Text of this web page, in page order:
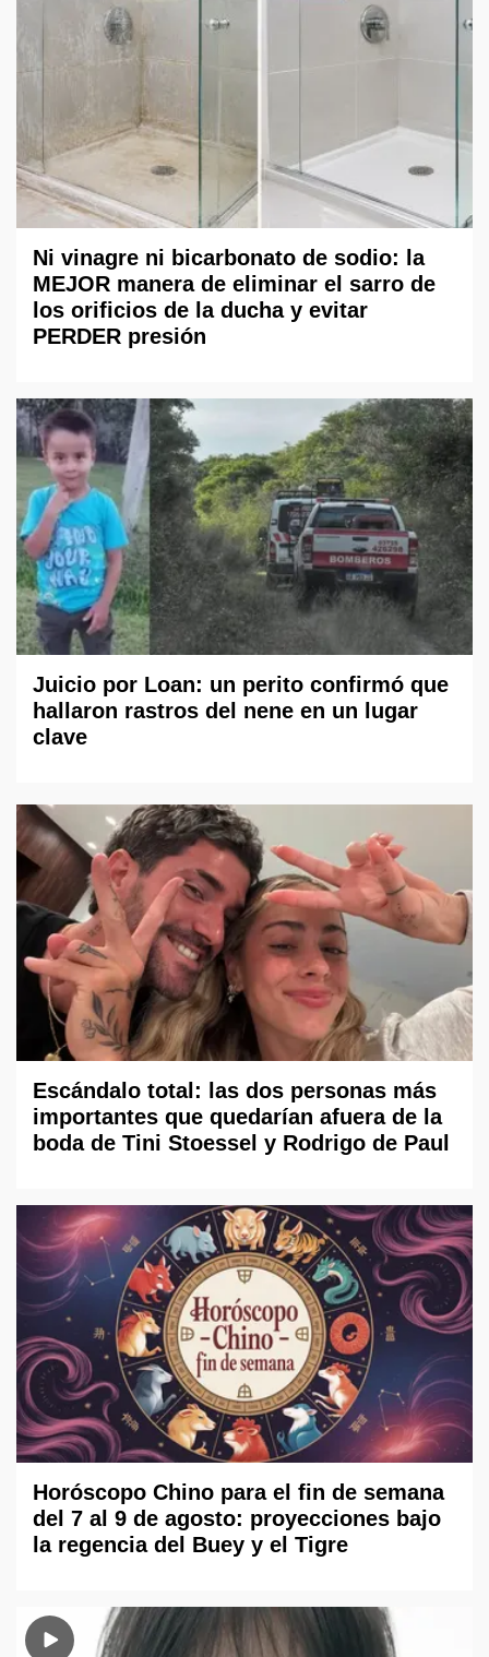
Ni vinagre ni bicarbonato de sodio: la
MEJOR manera de eliminar el sarro de
los orificios de la ducha y evitar
PERDER presión
Juicio por Loan: un perito confirmó que
hallaron rastros del nene en un lugar
clave
Escándalo total: las dos personas más
importantes que quedarían afuera de la
boda de Tini Stoessel y Rodrigo de Paul
Horóscopo Chino para el fin de semana
del 7 al 9 de agosto: proyecciones bajo
la regencia del Buey y el Tigre